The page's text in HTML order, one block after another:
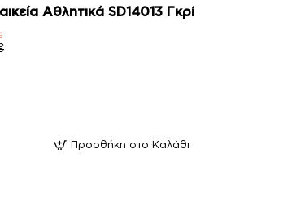
Αθλητικά SD14013 Γκρί
Προσθήκη στο Καλάθι